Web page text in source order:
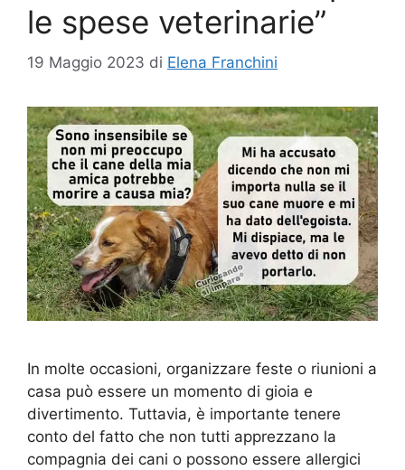
le spese veterinarie”
19 Maggio 2023 di Elena Franchini
In molte occasioni, organizzare feste o riunioni a
casa può essere un momento di gioia e
divertimento. Tuttavia, è importante tenere
conto del fatto che non tutti apprezzano la
compagnia dei cani o possono essere allergici